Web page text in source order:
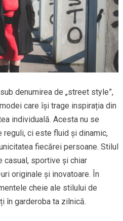
denumirea de „street style”,
care își trage inspirația din
individuală. Acesta nu se
reguli, ci este fluid și dinamic,
fiecărei persoane. Stilul
casual, sportive și chiar
originale și inovatoare. În
cheie ale stilului de
în garderoba ta zilnică.